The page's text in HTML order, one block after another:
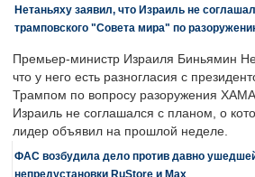
Нетаньяху заявил, что Израиль не
трамповского "Совета мира" по
Премьер-министр Израиля Биньямин
что у него есть разногласия с
Трампом по вопросу разоружения
Израиль не соглашался с планом, о
лидер объявил на прошлой неделе.
ФАС возбудила дело против давно
непредустановки RuStore и Max